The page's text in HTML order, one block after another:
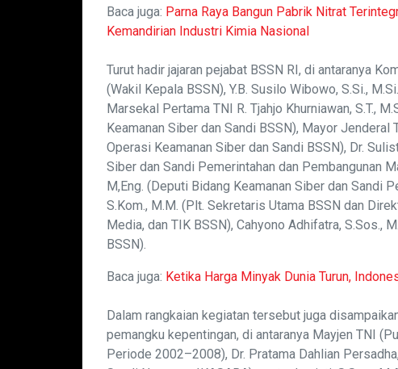
Baca juga: Parna Raya Bangun Pabrik Nitrat
Kemandirian Industri Kimia Nasional
Turut hadir jajaran pejabat BSSN RI, di antaranya
(Wakil Kepala BSSN), Y.B. Susilo Wibowo, S.Si.,
Marsekal Pertama TNI R. Tjahjo Khurniawan, S.T.,
Keamanan Siber dan Sandi BSSN), Mayor Jenderal
Operasi Keamanan Siber dan Sandi BSSN), Dr.
Siber dan Sandi Pemerintahan dan Pembangunan
M,Eng. (Deputi Bidang Keamanan Siber dan Sandi
S.Kom., M.M. (Plt. Sekretaris Utama BSSN dan
Media, dan TIK BSSN), Cahyono Adhifatra, S.Sos.,
BSSN).
Baca juga: Ketika Harga Minyak Dunia Turun,
Dalam rangkaian kegiatan tersebut juga
pemangku kepentingan, di antaranya Mayjen TNI
Periode 2002–2008), Dr. Pratama Dahlian